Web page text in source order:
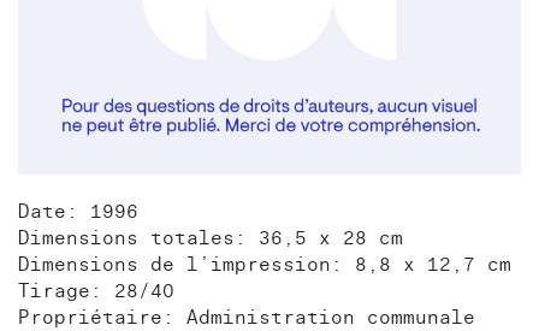
Date: 1996
Dimensions totales: 36,5 x 28 cm
Dimensions de l’impression: 8,8 x 12,7 cm
Tirage: 28/40
Propriétaire: Administration communale